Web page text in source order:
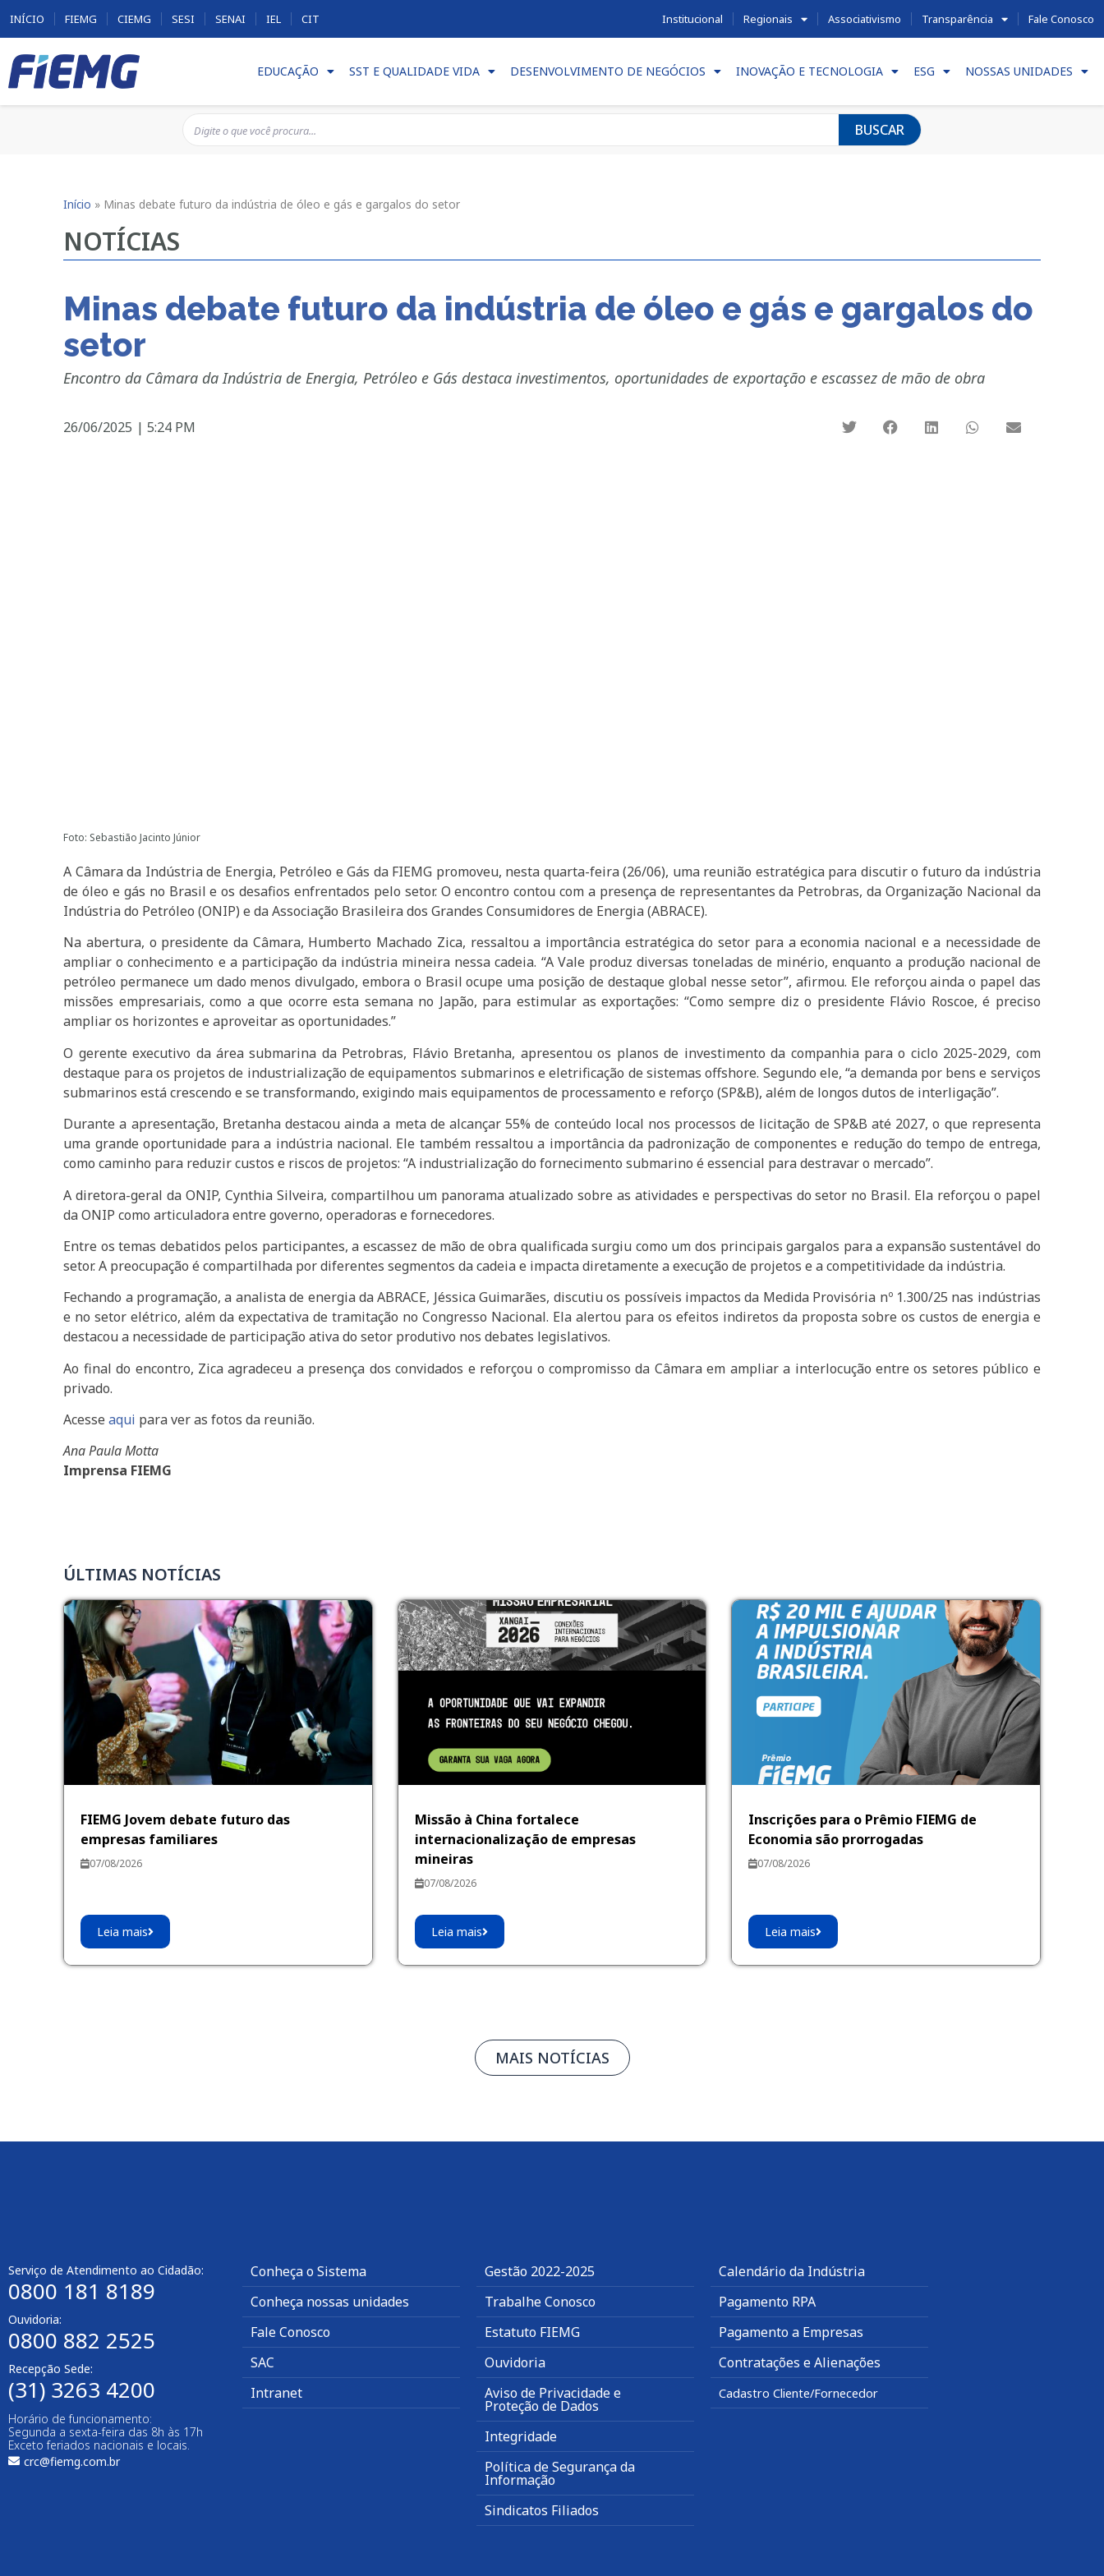
INÍCIO FIEMG CIEMG SESI SENAI IEL CIT Institucional Regionais Associativismo Transparência Fale Conosco
EDUCAÇÃO SST E QUALIDADE VIDA DESENVOLVIMENTO DE NEGÓCIOS INOVAÇÃO E TECNOLOGIA ESG NOSSAS UNIDADES
BUSCAR
Início » Minas debate futuro da indústria de óleo e gás e gargalos do setor
NOTÍCIAS
Minas debate futuro da indústria de óleo e gás e gargalos do
setor
Encontro da Câmara da Indústria de Energia, Petróleo e Gás destaca investimentos, oportunidades de exportação e escassez de mão de obra
26/06/2025 | 5:24 PM
Foto: Sebastião Jacinto Júnior
A Câmara da Indústria de Energia, Petróleo e Gás da FIEMG promoveu, nesta quarta-feira (26/06), uma reunião estratégica para discutir o futuro da indústria
de óleo e gás no Brasil e os desafios enfrentados pelo setor. O encontro contou com a presença de representantes da Petrobras, da Organização Nacional da
Indústria do Petróleo (ONIP) e da Associação Brasileira dos Grandes Consumidores de Energia (ABRACE).
Na abertura, o presidente da Câmara, Humberto Machado Zica, ressaltou a importância estratégica do setor para a economia nacional e a necessidade de
ampliar o conhecimento e a participação da indústria mineira nessa cadeia. “A Vale produz diversas toneladas de minério, enquanto a produção nacional de
petróleo permanece um dado menos divulgado, embora o Brasil ocupe uma posição de destaque global nesse setor”, afirmou. Ele reforçou ainda o papel das
missões empresariais, como a que ocorre esta semana no Japão, para estimular as exportações: “Como sempre diz o presidente Flávio Roscoe, é preciso
ampliar os horizontes e aproveitar as oportunidades.”
O gerente executivo da área submarina da Petrobras, Flávio Bretanha, apresentou os planos de investimento da companhia para o ciclo 2025-2029, com
destaque para os projetos de industrialização de equipamentos submarinos e eletrificação de sistemas offshore. Segundo ele, “a demanda por bens e serviços
submarinos está crescendo e se transformando, exigindo mais equipamentos de processamento e reforço (SP&B), além de longos dutos de interligação”.
Durante a apresentação, Bretanha destacou ainda a meta de alcançar 55% de conteúdo local nos processos de licitação de SP&B até 2027, o que representa
uma grande oportunidade para a indústria nacional. Ele também ressaltou a importância da padronização de componentes e redução do tempo de entrega,
como caminho para reduzir custos e riscos de projetos: “A industrialização do fornecimento submarino é essencial para destravar o mercado”.
A diretora-geral da ONIP, Cynthia Silveira, compartilhou um panorama atualizado sobre as atividades e perspectivas do setor no Brasil. Ela reforçou o papel
da ONIP como articuladora entre governo, operadoras e fornecedores.
Entre os temas debatidos pelos participantes, a escassez de mão de obra qualificada surgiu como um dos principais gargalos para a expansão sustentável do
setor. A preocupação é compartilhada por diferentes segmentos da cadeia e impacta diretamente a execução de projetos e a competitividade da indústria.
Fechando a programação, a analista de energia da ABRACE, Jéssica Guimarães, discutiu os possíveis impactos da Medida Provisória nº 1.300/25 nas indústrias
e no setor elétrico, além da expectativa de tramitação no Congresso Nacional. Ela alertou para os efeitos indiretos da proposta sobre os custos de energia e
destacou a necessidade de participação ativa do setor produtivo nos debates legislativos.
Ao final do encontro, Zica agradeceu a presença dos convidados e reforçou o compromisso da Câmara em ampliar a interlocução entre os setores público e
privado.
Acesseaqui para ver as fotos da reunião.
Ana Paula Motta
Imprensa FIEMG
ÚLTIMAS NOTÍCIAS
FIEMG Jovem debate futuro das
empresas familiares
07/08/2026
Leia mais
Missão à China fortalece
internacionalização de empresas
mineiras
07/08/2026
Leia mais
Inscrições para o Prêmio FIEMG de
Economia são prorrogadas
07/08/2026
Leia mais
MAIS NOTÍCIAS
Serviço de Atendimento ao Cidadão:
0800 181 8189
Ouvidoria:
0800 882 2525
Recepção Sede:
(31) 3263 4200
Horário de funcionamento:
Segunda a sexta-feira das 8h às 17h
Exceto feriados nacionais e locais.
crc@fiemg.com.br
Conheça o Sistema
Conheça nossas unidades
Fale Conosco
SAC
Intranet
Gestão 2022-2025
Trabalhe Conosco
Estatuto FIEMG
Ouvidoria
Aviso de Privacidade e
Proteção de Dados
Integridade
Política de Segurança da
Informação
Sindicatos Filiados
Calendário da Indústria
Pagamento RPA
Pagamento a Empresas
Contratações e Alienações
Cadastro Cliente/Fornecedor